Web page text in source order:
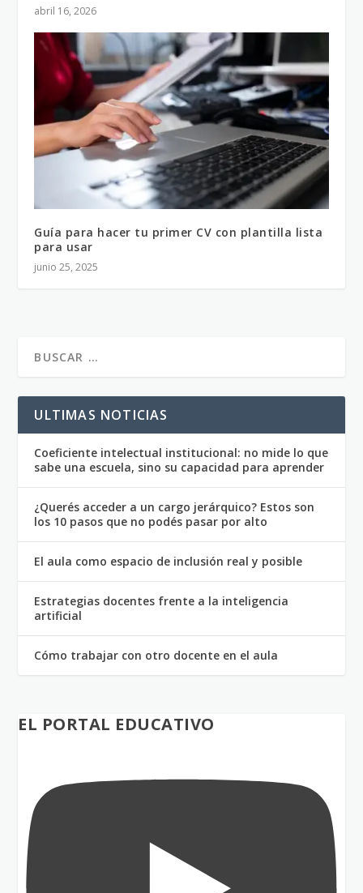
abril 16, 2026
Guía para hacer tu primer CV con plantilla lista
para usar
junio 25, 2025
ULTIMAS NOTICIAS
Coeficiente intelectual institucional: no mide lo que
sabe una escuela, sino su capacidad para aprender
¿Querés acceder a un cargo jerárquico? Estos son
los 10 pasos que no podés pasar por alto
El aula como espacio de inclusión real y posible
Estrategias docentes frente a la inteligencia
artificial
Cómo trabajar con otro docente en el aula
EL PORTAL EDUCATIVO